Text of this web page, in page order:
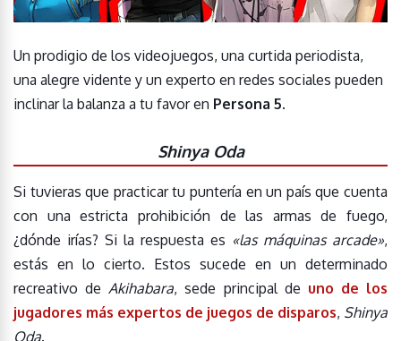
Un prodigio de los videojuegos, una curtida periodista,
una alegre vidente y un experto en redes sociales pueden
inclinar la balanza a tu favor en Persona 5.
Shinya Oda
Si tuvieras que practicar tu puntería en un país que cuenta
con una estricta prohibición de las armas de fuego,
¿dónde irías? Si la respuesta es «las máquinas arcade»,
estás en lo cierto. Estos sucede en un determinado
recreativo deAkihabara, sede principal de uno de los
jugadores más expertos de juegos de disparos, Shinya
Oda.